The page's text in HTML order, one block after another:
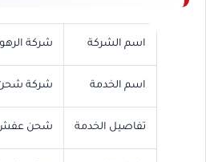
اسم الشركة شركة
اسم الخدمة شركة شحن
تفاصيل الخدمة شحن عفش